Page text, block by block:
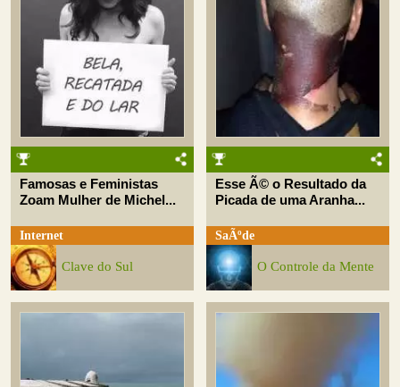
Famosas e Feministas
Zoam Mulher de Michel...
Internet
Clave do Sul
Esse Ã© o Resultado da
Picada de uma Aranha...
SaÃºde
O Controle da Mente